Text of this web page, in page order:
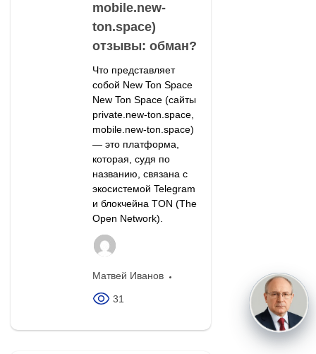
mobile.new-
ton.space)
отзывы: обман?
Что представляет
собой New Ton Space
New Ton Space (сайты
private.new-ton.space,
mobile.new-ton.space)
— это платформа,
которая, судя по
названию, связана с
экосистемой Telegram
и блокчейна TON (The
Open Network).
Матвей Иванов
31